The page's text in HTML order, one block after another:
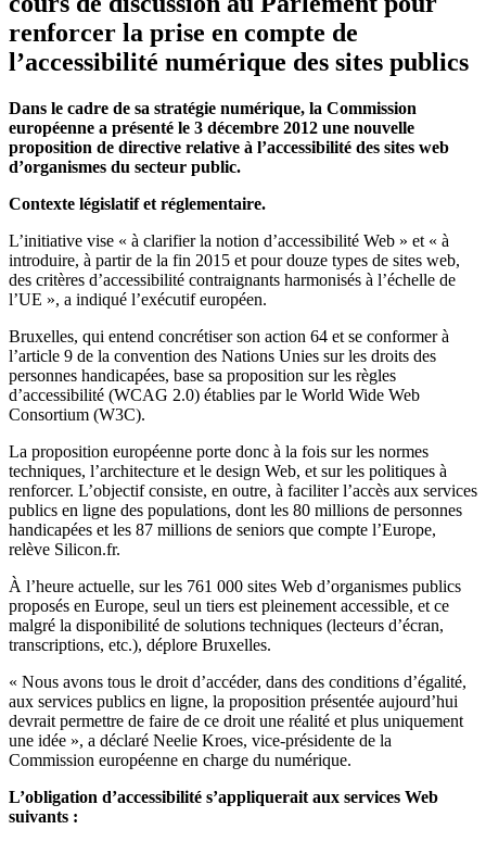
renforcer la prise en compte de
l’accessibilité numérique des sites publics
Dans le cadre de sa stratégie numérique, la Commission
européenne a présenté le 3 décembre 2012 une nouvelle
proposition de directive relative à l’accessibilité des sites web
d’organismes du secteur public.
Contexte législatif et réglementaire.
L’initiative vise « à clarifier la notion d’accessibilité Web » et « à
introduire, à partir de la fin 2015 et pour douze types de sites web,
des critères d’accessibilité contraignants harmonisés à l’échelle de
l’UE », a indiqué l’exécutif européen.
Bruxelles, qui entend concrétiser son action 64 et se conformer à
l’article 9 de la convention des Nations Unies sur les droits des
personnes handicapées, base sa proposition sur les règles
d’accessibilité (WCAG 2.0) établies par le World Wide Web
Consortium (W3C).
La proposition européenne porte donc à la fois sur les normes
techniques, l’architecture et le design Web, et sur les politiques à
renforcer. L’objectif consiste, en outre, à faciliter l’accès aux services
publics en ligne des populations, dont les 80 millions de personnes
handicapées et les 87 millions de seniors que compte l’Europe,
relève Silicon.fr.
À l’heure actuelle, sur les 761 000 sites Web d’organismes publics
proposés en Europe, seul un tiers est pleinement accessible, et ce
malgré la disponibilité de solutions techniques (lecteurs d’écran,
transcriptions, etc.), déplore Bruxelles.
« Nous avons tous le droit d’accéder, dans des conditions d’égalité,
aux services publics en ligne, la proposition présentée aujourd’hui
devrait permettre de faire de ce droit une réalité et plus uniquement
une idée », a déclaré Neelie Kroes, vice-présidente de la
Commission européenne en charge du numérique.
L’obligation d’accessibilité s’appliquerait aux services Web
suivants :